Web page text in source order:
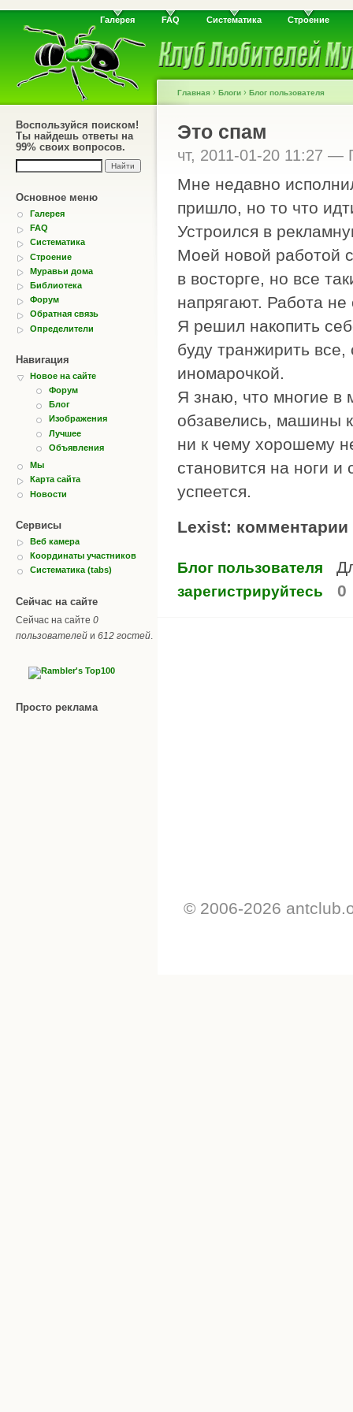
Галерея FAQ Систематика Строение
Воспользуйся поиском!
Ты найдешь ответы на
99% своих вопросов.
Основное меню
Галерея
FAQ
Систематика
Строение
Муравьи дома
Библиотека
Форум
Обратная связь
Определители
Навигация
Новое на сайте
Форум
Блог
Изображения
Лучшее
Объявления
Мы
Карта сайта
Новости
Сервисы
Веб камера
Координаты участников
Систематика (tabs)
Сейчас на сайте
Сейчас на сайте 0
пользователей и 612 гостей
Просто реклама
Главная › Блоги › Блог пользователя
Это спам
чт, 2011-01-20 11:27 —
Мне недавно
пришло, но то что
Устроился в
Моей новой работой
в восторге, но все
напрягают. Работа не
Я решил накопить
буду транжирить все,
иномарочкой.
Я знаю, что многие в
обзавелись, машины
ни к чему хорошему
становится на ноги
успеется.
Lexist:
Блог пользователя
зарегистрируйтесь 0
© 2006-2026